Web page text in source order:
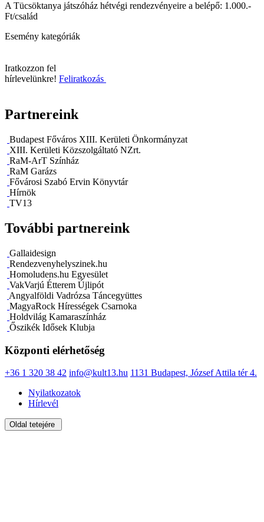
A Tücsöktanya játszóház hétvégi rendezvényeire a belépő: 1.000.-
Ft/család
Esemény kategóriák
Iratkozzon fel
hírlevelünkre! Feliratkozás
Partnereink
Budapest Főváros XIII. Kerületi Önkormányzat
XIII. Kerületi Közszolgáltató NZrt.
RaM-ArT Színház
RaM Garázs
Fővárosi Szabó Ervin Könyvtár
Hírnök
TV13
További partnereink
Gallaidesign
Rendezvenyhelyszinek.hu
Homoludens.hu Egyesület
VakVarjú Étterem Újlipót
Angyalföldi Vadrózsa Táncegyüttes
MagyaRock Hírességek Csarnoka
Holdvilág Kamaraszínház
Őszikék Idősek Klubja
Központi elérhetőség
+36 1 320 38 42 info@kult13.hu 1131 Budapest, József Attila tér 4.
Nyilatkozatok
Hírlevél
Oldal tetejére